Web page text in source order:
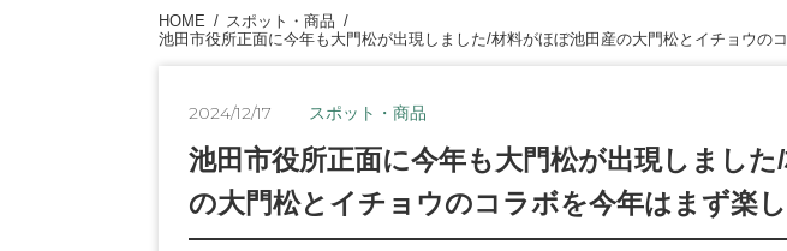
HOME
スポット・商品
池田市役所正面に今年も大門松が出現しました/材料がほぼ池田産の大門松とイチョウの
2024/12/17 スポット・商品
池田市役所正面に今年も大門松が出現しまし
の大門松とイチョウのコラボを今年はまず楽